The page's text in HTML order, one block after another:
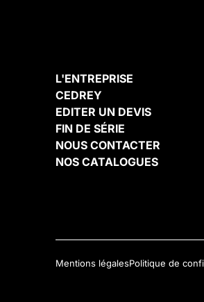
L'ENTREPRISE
CEDREY
EDITER UN DEVIS
FIN DE SÉRIE
NOUS CONTACTER
NOS CATALOGUES
Mentions légalesPolitique de